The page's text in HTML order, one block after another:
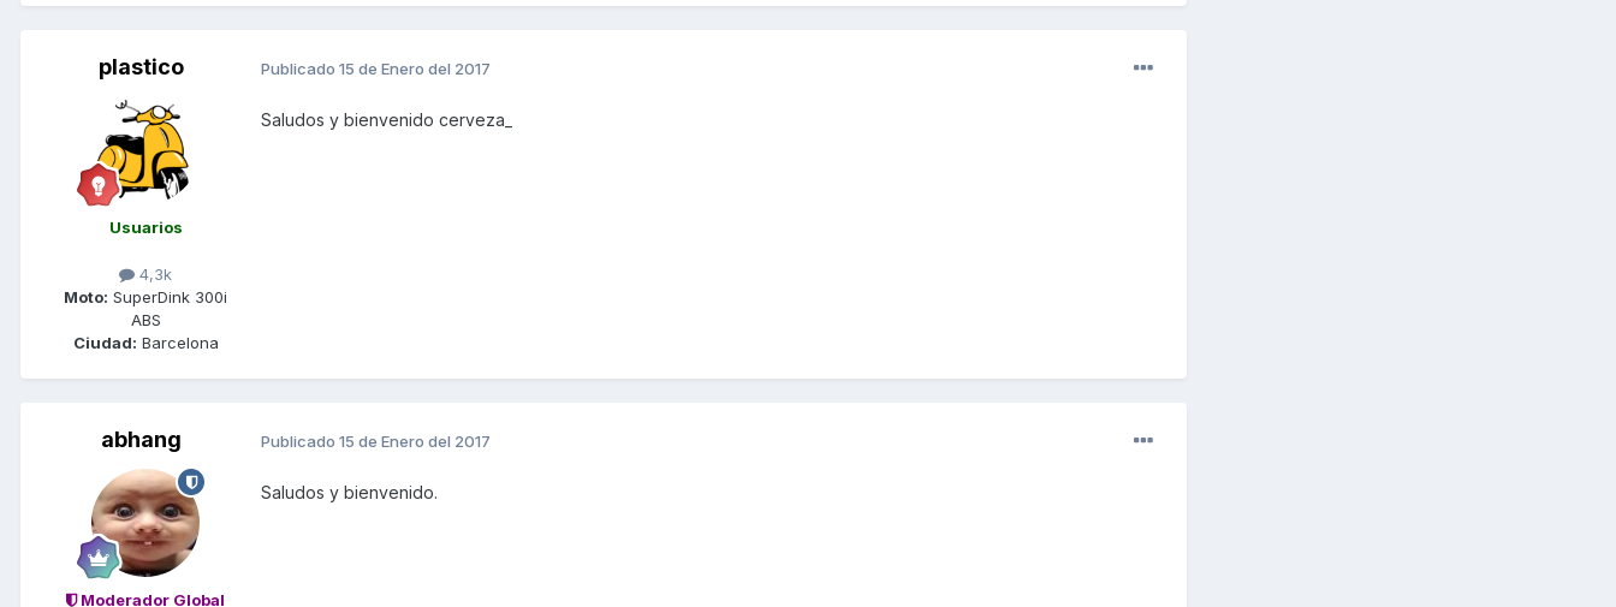
plastico
Usuarios
4,3k
Moto: SuperDink 300i
ABS
Ciudad: Barcelona
Publicado 15 de Enero del 2017
Saludos y bienvenido cerveza_
abhang
Moderador Global
Publicado 15 de Enero del 2017
Saludos y bienvenido.